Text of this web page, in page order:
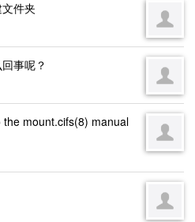
件夹
事呢？
mount.cifs(8) manual